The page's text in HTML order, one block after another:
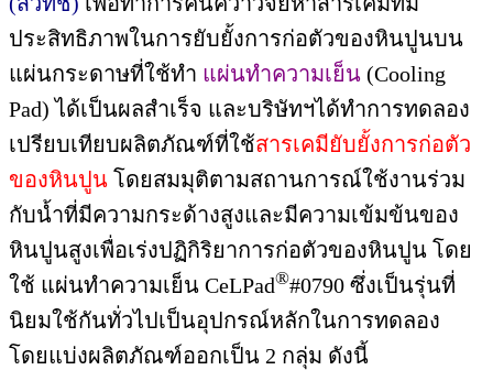
ประสิทธิภาพในการยับยั้งการก่อตัวของหินปูนบน
แผ่นกระดาษที่ใช้ทำ แผ่นทำความเย็น (Cooling
Pad) ได้เป็นผลสำเร็จ และบริษัทฯได้ทำการทดลอง
เปรียบเทียบผลิตภัณฑ์ที่ใช้สารเคมียับยั้งการก่อตัว
ของหินปูน โดยสมมุติตามสถานการณ์ใช้งานร่วม
กับน้ำที่มีความกระด้างสูงและมีความเข้มข้นของ
หินปูนสูงเพื่อเร่งปฏิกิริยาการก่อตัวของหินปูน โดย
ใช้ แผ่นทำความเย็น CeLPad®#0790 ซึ่งเป็นรุ่นที่
นิยมใช้กันทั่วไปเป็นอุปกรณ์หลักในการทดลอง
โดยแบ่งผลิตภัณฑ์ออกเป็น 2 กลุ่ม ดังนี้